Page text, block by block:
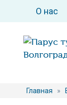
О нас
Главная »